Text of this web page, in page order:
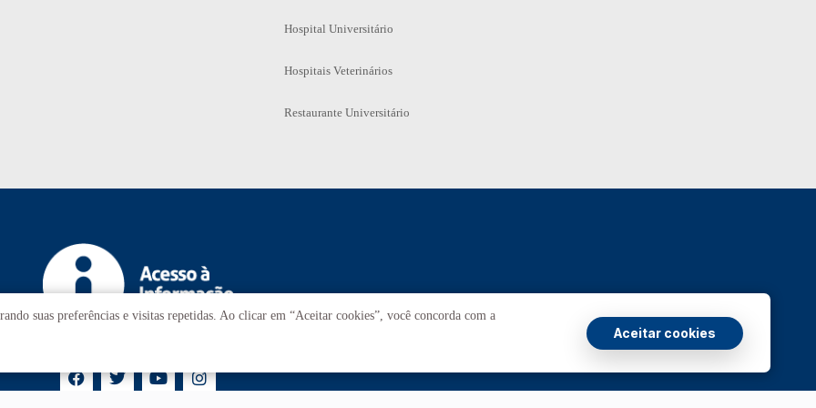
Hospital Universitário
Hospitais Veterinários
Restaurante Universitário
Transparência e Prestação de Contas
suas preferências e visitas repetidas. Ao clicar em “Aceitar cookies”, você concorda com a
Aceitar cookies